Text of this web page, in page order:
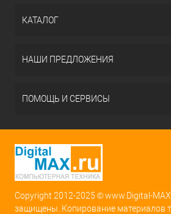
КАТАЛОГ
НАШИ ПРЕДЛОЖЕНИЯ
ПОМОЩЬ И СЕРВИСЫ
Copyright 2012-2025 © www.Digital-
защищены. Копирование материалов